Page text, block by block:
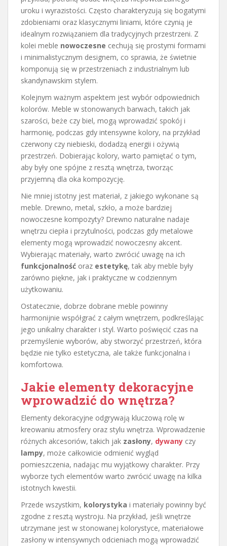
uroku i wyrazistości. Często charakteryzują się bogatymi
zdobieniami oraz klasycznymi liniami, które czynią je
idealnym rozwiązaniem dla tradycyjnych przestrzeni. Z
kolei meble nowoczesne cechują się prostymi formami
i minimalistycznym designem, co sprawia, że świetnie
komponują się w przestrzeniach z industrialnym lub
skandynawskim stylem.
Kolejnym ważnym aspektem jest wybór odpowiednich
kolorów. Meble w stonowanych barwach, takich jak
szarości, beże czy biel, mogą wprowadzić spokój i
harmonię, podczas gdy intensywne kolory, na przykład
czerwony czy niebieski, dodadzą energii i ożywią
przestrzeń. Dobierając kolory, warto pamiętać o tym,
aby były one spójne z resztą wnętrza, tworząc
przyjemną dla oka kompozycję.
Nie mniej istotny jest materiał, z jakiego wykonane są
meble. Drewno, metal, szkło, a może bardziej
nowoczesne kompozyty? Drewno naturalne nadaje
wnętrzu ciepła i przytulności, podczas gdy metalowe
elementy mogą wprowadzić nowoczesny akcent.
Wybierając materiały, warto zwrócić uwagę na ich
funkcjonalność oraz estetykę, tak aby meble były
zarówno piękne, jak i praktyczne w codziennym
użytkowaniu.
Ostatecznie, dobrze dobrane meble powinny
harmonijnie współgrać z całym wnętrzem, podkreślając
jego unikalny charakter i styl. Warto poświęcić czas na
przemyślenie wyborów, aby stworzyć przestrzeń, która
będzie nie tylko estetyczna, ale także funkcjonalna i
komfortowa.
Jakie elementy dekoracyjne
wprowadzić do wnętrza?
Elementy dekoracyjne odgrywają kluczową rolę w
kreowaniu atmosfery oraz stylu wnętrza. Wprowadzenie
różnych akcesoriów, takich jak zasłony, dywany czy
lampy, może całkowicie odmienić wygląd
pomieszczenia, nadając mu wyjątkowy charakter. Przy
wyborze tych elementów warto zwrócić uwagę na kilka
istotnych kwestii.
Przede wszystkim, kolorystyka i materiały powinny być
zgodne z resztą wystroju. Na przykład, jeśli wnętrze
utrzymane jest w stonowanej kolorystyce, materiałowe
zasłony w intensywnych odcieniach mogą wprowadzić